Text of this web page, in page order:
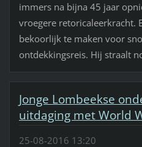
immers na bijna 45 jaar
vroegere retoricaleerkracht.
bekoorlijk te maken voor
ontdekkingsreis. Hij straalt
Jonge Lombeekse
uitdaging met World
25-08-2016 13:20